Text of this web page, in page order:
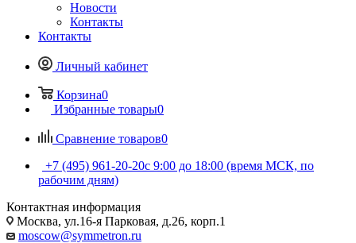
Новости
Контакты
Контакты
Личный кабинет
Корзина0
Избранные товары0
Сравнение товаров0
+7 (495) 961-20-20с 9:00 до 18:00 (время МСК, по
рабочим дням)
Контактная информация
Москва, ул.16-я Парковая, д.26, корп.1
moscow@symmetron.ru